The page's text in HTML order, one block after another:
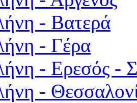
- Βατερά
- Γέρα
- Ερεσός -
-